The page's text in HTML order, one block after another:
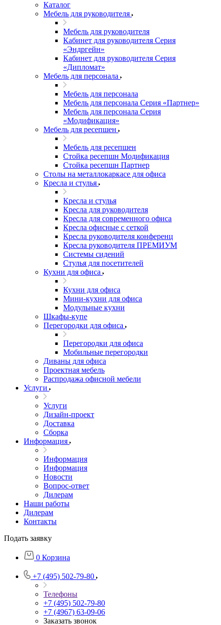
Каталог
Мебель для руководителя
Мебель для руководителя
Кабинет для руководителя Серия
«Эндргейн»
Кабинет для руководителя Серия
«Дипломат»
Мебель для персонала
Мебель для персонала
Мебель для персонала Серия «Партнер»
Мебель для персонала Серия
«Модификация»
Мебель для ресепшен
Мебель для ресепшен
Стойка ресепшн Модификация
Стойка ресепшн Партнер
Столы на металлокаркасе для офиса
Кресла и стулья
Кресла и стулья
Кресла для руководителя
Кресла для современного офиса
Кресла офисные с сеткой
Кресла руководителя конференц
Кресла руководителя ПРЕМИУМ
Системы сидений
Стулья для посетителей
Кухни для офиса
Кухни для офиса
Мини-кухни для офиса
Модульные кухни
Шкафы-купе
Перегородки для офиса
Перегородки для офиса
Мобильные перегородки
Диваны для офиса
Проектная мебель
Распродажа офисной мебели
Услуги
Услуги
Дизайн-проект
Доставка
Сборка
Информация
Информация
Информация
Новости
Вопрос-ответ
Дилерам
Наши работы
Дилерам
Контакты
Подать заявку
0 Корзина
+7 (495) 502-79-80
Телефоны
+7 (495) 502-79-80
+7 (4967) 63-09-06
Заказать звонок